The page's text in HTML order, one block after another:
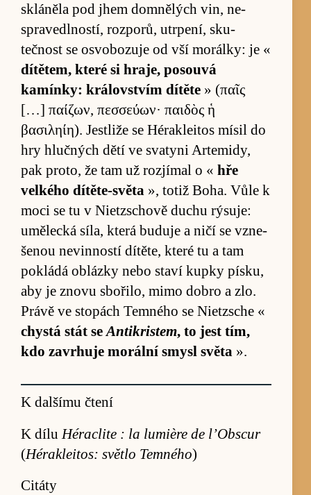
skláněla pod jhem do­mně­lých vin, ne­
sprave­dlnos­tí, roz­po­rů, utrpení, sku­
tečnost se osvo­bo­zuje od vší mo­rálky: je «
dí­tě­tem, které si hraje, po­souvá
kamínky: krá­lov­stvím dí­těte » (παῖς
[…] παίζων, πεσσεύων· παιδὸς ἡ
βασιληίη). Jestliže se Héra­klei­tos mí­sil do
hry hlučných dětí ve sva­tyni Ar­te­mi­dy,
pak pro­to, že tam už roz­jí­mal o « hře
velkého dí­tě­te-světa », totiž Bo­ha. Vůle k
moci se tu v Ni­e­tz­schově du­chu rý­suje:
umě­lecká sí­la, která bu­duje a ničí se vzne­
šenou ne­vinností dí­tě­te, které tu a tam
pokládá ob­lázky nebo staví kupky pís­ku,
aby je znovu sbo­ři­lo, mimo dobro a zlo.
Právě ve stopách Tem­ného se Ni­e­tz­sche «
chystá stát seAntikristem, to jest tím,
kdo za­vr­huje mo­rální smysl světa ».
K dalšímu čtení
K dílu Héraclite : la lumière de l’Obscur
(Hérakleitos: světlo Temného)
Citáty